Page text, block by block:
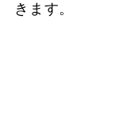
きます。